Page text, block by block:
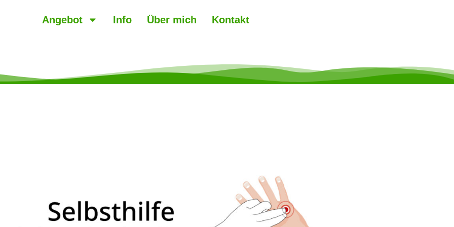
Angebot Info Über mich Kontakt